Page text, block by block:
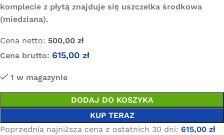
komplecie z płytą znajduje się uszczelka środkowa
(miedziana).
Cena netto: 500,00 zł
Cena brutto: 615,00 zł
1 w magazynie
DODAJ DO KOSZYKA
KUP TERAZ
Poprzednia najniższa cena z ostatnich 30 dni: 615,00 zł